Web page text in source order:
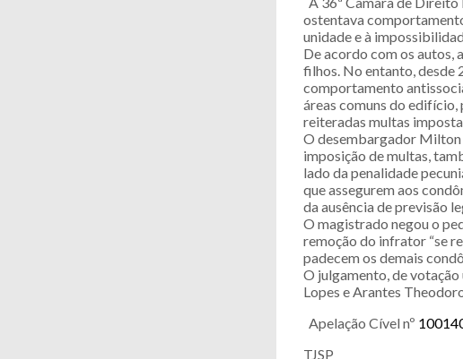
ostentava
unidade e à
De acordo com os autos,
filhos. No entanto, desde
comportamento
áreas comuns do
reiteradas multas
O desembargador Milton
imposição de multas,
lado da penalidade
que assegurem aos
da ausência de previsão
O magistrado negou o
remoção do infrator “se
padecem os demais
O julgamento, de
Lopes e Arantes
Apelação Cível nº
TJSP